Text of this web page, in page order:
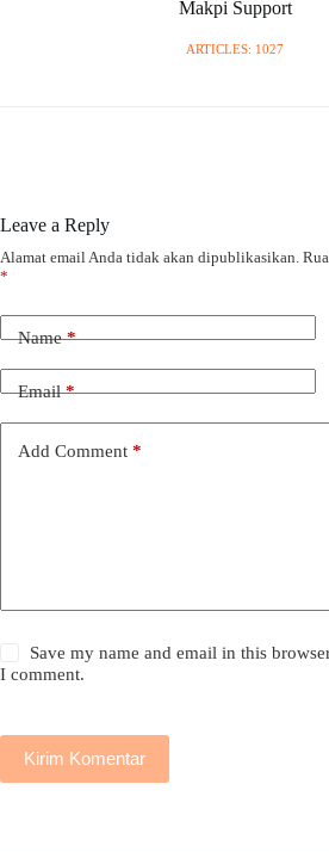
Makpi Support
ARTICLES: 1027
Leave a Reply
Alamat email Anda tidak akan dipublikasikan.
*
Name*
Email*
Add Comment *
Save my name and email in this
I comment.
Kirim Komentar